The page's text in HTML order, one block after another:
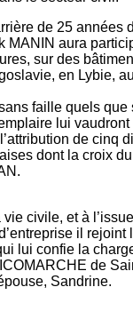
de 25 années
MANIN aura
sur des
en Lybie,
faille quels que
lui
de cinq
dont la croix
civile, et à
il rejoint
lui confie la
de
Sandrine.